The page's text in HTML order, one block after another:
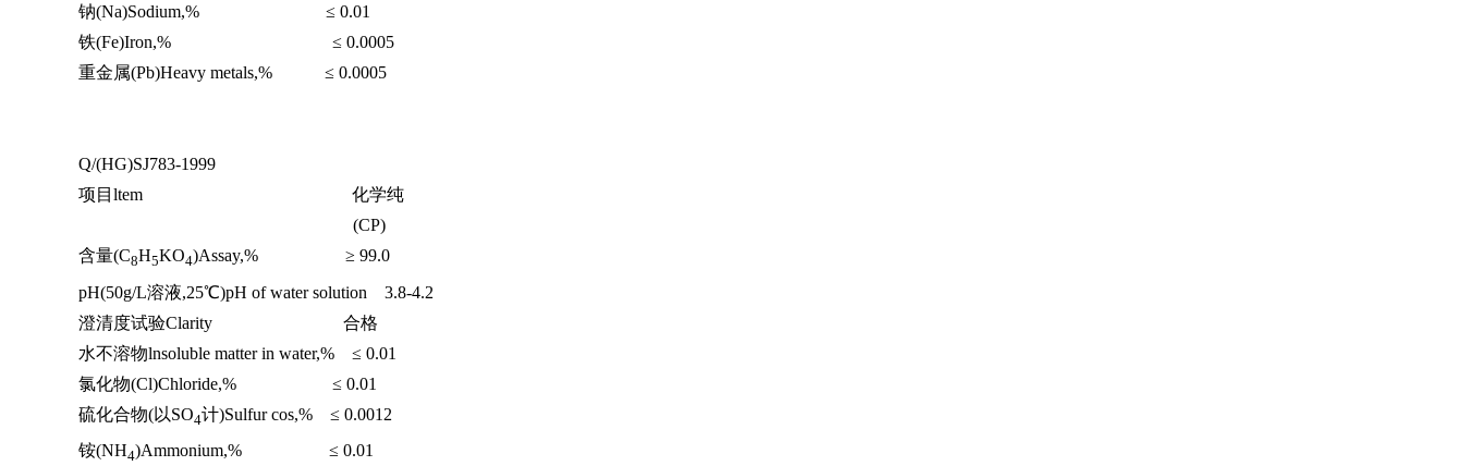
钠(Na)Sodium,% ≤ 0.01
铁(Fe)Iron,% ≤ 0.0005
重金属(Pb)Heavy metals,% ≤ 0.0005
Q/(HG)SJ783-1999
项目ltem 化学纯
(CP)
含量(C8H5KO4)Assay,% ≥ 99.0
pH(50g/L溶液,25℃)pH of water solution 3.8-4.2
澄清度试验Clarity 合格
水不溶物lnsoluble matter in water,% ≤ 0.01
氯化物(Cl)Chloride,% ≤ 0.01
硫化合物(以SO4计)Sulfur cos,% ≤ 0.0012
铵(NH4)Ammonium,% ≤ 0.01